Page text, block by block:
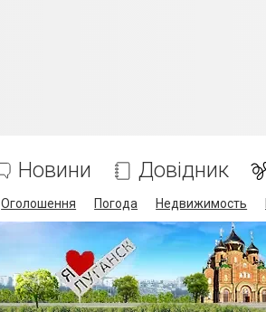
Новини Довідник
Оголошення Погода Недвижимость